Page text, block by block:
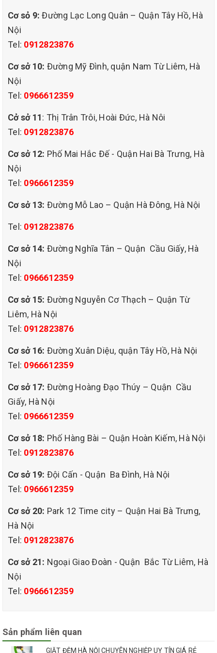
Nhân viên QHT VIỆT NAM đang tiến
Với bề dày kinh nghiệm hơn 10 năm trong ngành dịch vụ vệ sinh
công nghiệp, nhân viên tại CÔNG TY TNHH QHT VIỆT NAM luôn
được đào tạo chuyên sâu, nhiệt tình trong công việc, có đạo đức
Hiện nay dịch vụ vệ sinh QHT VIỆT NAM đã phục vụ dịch vụ giặt
khách từ khách hàng cá nhân đến doanh nghiệp, được sự tin tưởng
phục vụ được hoàn hảo và chuyên nghiệp nhất.
QHT VIỆT NAM luôn lắng nghe ý kiến đến từ khách hàng để hoàn
yêu cầu khắt khe nhất của quý khách hàng.
Cơ sỏ 9: Đường Lạc Long Quân – Quận Tây Hồ, Hà
Nội
Tel: 0912823876
Cơ sở 10: Đường Mỹ Đình, quận Nam Từ Liêm, Hà
Nội
Tel: 0966612359
Cở sở 11: Thị Trân Trôi, Hoài Đức, Hà Nôi
Tel: 0912823876
Cơ sở 12: Phố Mai Hắc Đế - Quận Hai Bà Trưng, Hà
Nội
Tel: 0966612359
Cơ sở 13: Đường Mỗ Lao – Quận Hà Đông, Hà Nội
Tel: 0912823876
Cơ sở 14: Đường Nghĩa Tân – Quận Cầu Giấy, Hà
Nội
Tel: 0966612359
Cơ sở 15: Đường Nguyễn Cơ Thạch – Quận Từ
Liêm, Hà Nội
Tel: 0912823876
Cơ sở 16: Đường Xuân Diệu, quận Tây Hồ, Hà Nội
Tel: 0966612359
Cơ sở 17: Đường Hoàng Đạo Thúy – Quận Cầu
Giấy, Hà Nội
Tel: 0966612359
Cơ sở 18: Phố Hàng Bài – Quận Hoàn Kiếm, Hà Nội
Tel: 0912823876
Cơ sở 19: Đội Cấn - Quận Ba Đình, Hà Nội
Tel: 0966612359
Cơ sở 20: Park 12 Time city – Quận Hai Bà Trưng,
Hà Nội
Tel: 0912823876
Cơ sở 21: Ngoại Giao Đoàn - Quận Bắc Từ Liêm, Hà
Nội
Tel: 0966612359
Sản phẩm liên quan
GIẶT ĐỆM HÀ NỘI CHUYÊN NGHIỆP UY TÍN GIÁ RẺ